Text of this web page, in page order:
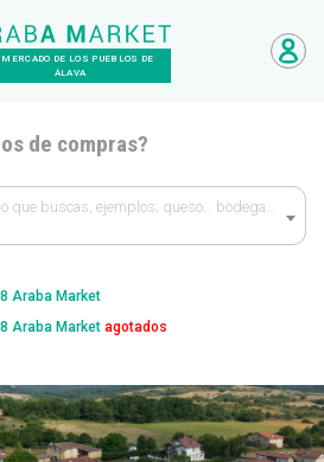
MERCADO DE LOS PUEBLOS DE
ÁLAVA
de compras?
que buscas, ejemplos; queso… bodega…
Araba Market
Araba Market agotados